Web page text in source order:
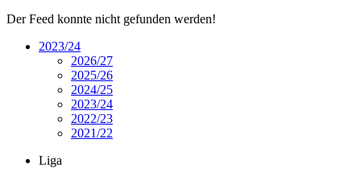
Der Feed konnte nicht gefunden werden!
2023/24
2026/27
2025/26
2024/25
2023/24
2022/23
2021/22
Liga